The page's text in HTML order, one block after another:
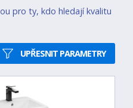
pro ty, kdo hledají kvalitu
UPŘESNIT PARAMETRY